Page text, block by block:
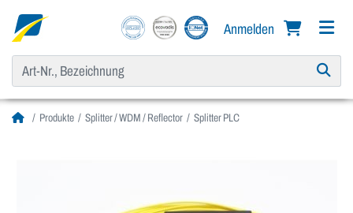
Anmelden
Produkte Splitter / WDM / Reflector Splitter PLC